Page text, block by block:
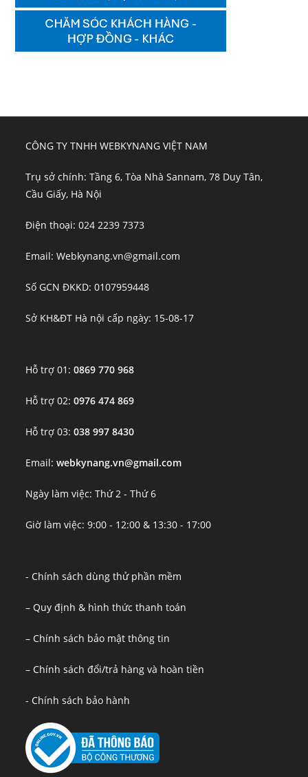
CÔNG TY TNHH WEBKYNANG VIỆT NAM
Trụ sở chính: Tầng 6, Tòa Nhà Sannam, 78 Duy Tân,
Cầu Giấy, Hà Nội
Điện thoại: 024 2239 7373
Email: Webkynang.vn@gmail.com
Số GCN ĐKKD: 0107959448
Sở KH&ĐT Hà nội cấp ngày: 15-08-17
Hỗ trợ 01:0869 770 968
Hỗ trợ 02:0976 474 869
Hỗ trợ 03:038 997 8430
Email:webkynang.vn@gmail.com
Ngày làm việc: Thứ 2 - Thứ 6
Giờ làm việc: 9:00 - 12:00 & 13:30 - 17:00
- Chính sách dùng thử phần mềm
– Quy định & hình thức thanh toán
– Chính sách bảo mật thông tin
– Chính sách đổi/trả hàng và hoàn tiền
- Chính sách bảo hành